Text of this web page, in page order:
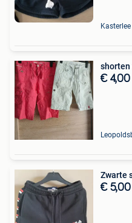
Kasterlee
shorten
€ 4,00
Zwarte
€ 5,00